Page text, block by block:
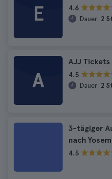
E 4.6
Dauer: 2
A
AJJ Tickets
4.5
Dauer: 2
3-tägiger
nach
4.5